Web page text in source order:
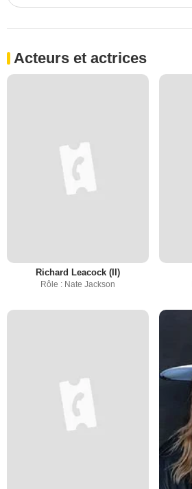
Acteurs et actrices
Richard Leacock (II)
Rôle : Nate Jackson